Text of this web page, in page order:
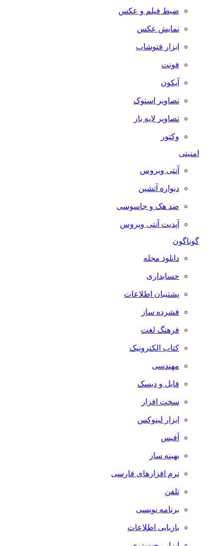
ضبط فيلم و عكس
نمایش عکس
ابزار فتوشاپ
فونت
آیکون
تصاویر استوک
تصاویر لایه باز
وکتور
امنیتی
آنتی ویروس
دیواره آتشین
ضد هک و جاسوسی
آپدیت آنتی ویروس
گوناگون
دانلود مجله
حسابداری
پشتیبان اطلاعات
فشرده ساز
فرهنگ لغت
کتاب الکترونیک
مهندسی
فایل و دیسک
سخت افزار
ابزار لینوکس
آفیس
بهینه ساز
نرم افزارهای فارسی
تلفن
برنامه نویسی
بازیابی اطلاعات